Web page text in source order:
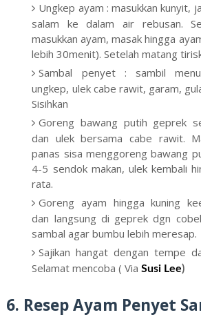
Ungkep ayam : masukkan kunyit,
salam ke dalam air rebusan.
masukkan ayam, masak hingga
lebih 30menit). Setelah matang
Sambal penyet : sambil
ungkep, ulek cabe rawit, garam,
Sisihkan
Goreng bawang putih geprek
dan ulek bersama cabe rawit.
panas sisa menggoreng bawang
4-5 sendok makan, ulek kembali
rata.
Goreng ayam hingga kuning
dan langsung di geprek dgn
sambal agar bumbu lebih meresap.
Sajikan hangat dengan tempe
Selamat mencoba ( ViaSusi Lee)
6. Resep Ayam Penyet